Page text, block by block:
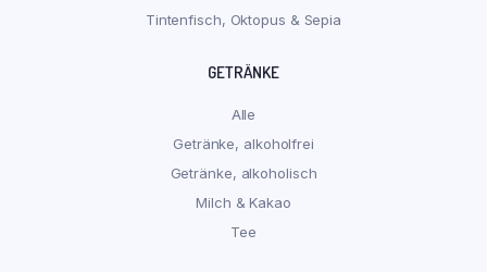
Tintenfisch, Oktopus & Sepia
GETRÄNKE
Alle
Getränke, alkoholfrei
Getränke, alkoholisch
Milch & Kakao
Tee